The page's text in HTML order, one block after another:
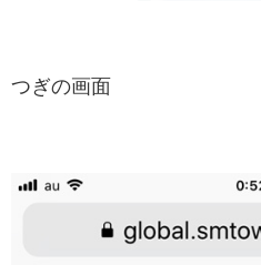
つぎの画面